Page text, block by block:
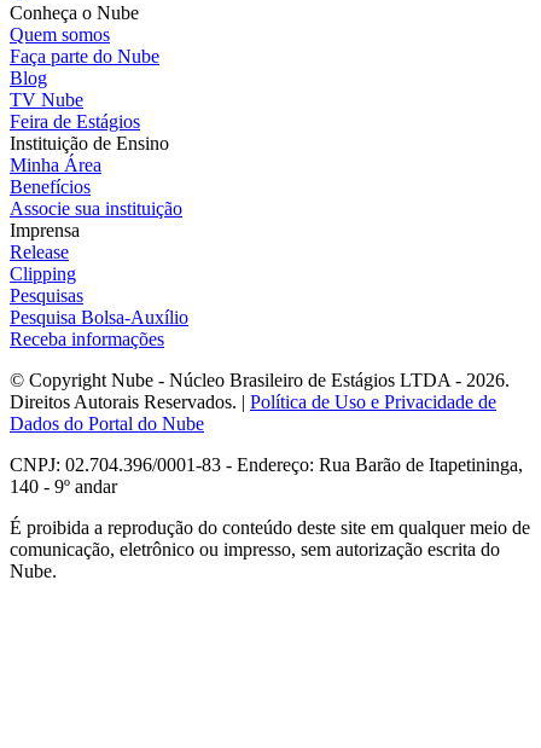
Conheça o Nube
Quem somos
Faça parte do Nube
Blog
TV Nube
Feira de Estágios
Instituição de Ensino
Minha Área
Benefícios
Associe sua instituição
Imprensa
Release
Clipping
Pesquisas
Pesquisa Bolsa-Auxílio
Receba informações
© Copyright Nube - Núcleo Brasileiro de Estágios LTDA - 2026.
Direitos Autorais Reservados. | Política de Uso e Privacidade de
Dados do Portal do Nube
CNPJ: 02.704.396/0001-83 - Endereço: Rua Barão de Itapetininga,
140 - 9º andar
É proibida a reprodução do conteúdo deste site em qualquer meio de
comunicação, eletrônico ou impresso, sem autorização escrita do
Nube.